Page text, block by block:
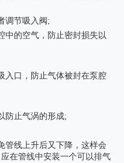
调节吸入阀;
中的空气，防止密封损失以
入口，防止气体被封在泵腔
防止气涡的形成;
管线上升后又下降，这样会
在管线中安装一个可以排气